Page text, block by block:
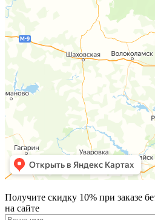
Получите скидку 10% при заказе
на сайте